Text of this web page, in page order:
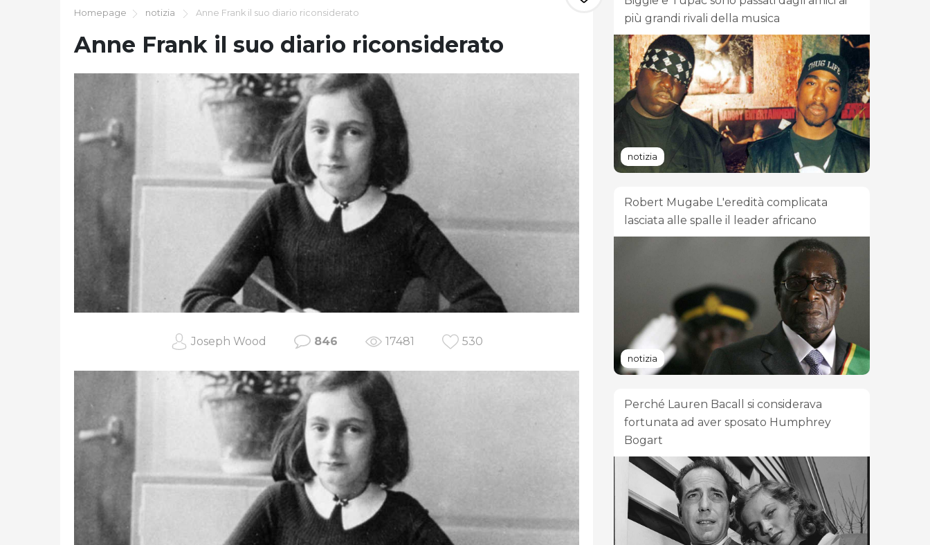
Homepage notizia Anne Frank il suo diario riconsiderato
Anne Frank il suo diario riconsiderato
Joseph Wood 846 17481 530
più grandi rivali della musica
notizia
Robert Mugabe L'eredità complicata
lasciata alle spalle il leader africano
notizia
Perché Lauren Bacall si considerava
fortunata ad aver sposato Humphrey
Bogart